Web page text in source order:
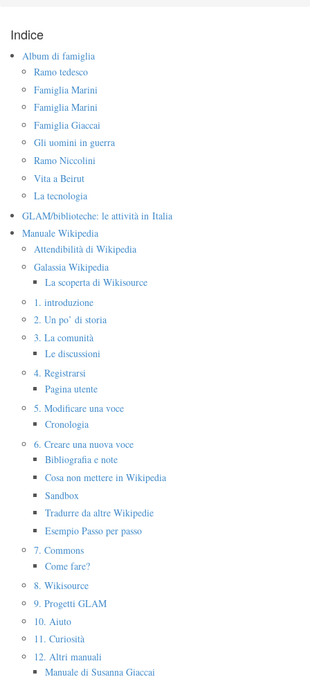
Indice
Album di famiglia
Ramo tedesco
Famiglia Marini
Famiglia Marini
Famiglia Giaccai
Gli uomini in guerra
Ramo Niccolini
Vita a Beirut
La tecnologia
GLAM/biblioteche: le attività in Italia
Manuale Wikipedia
Attendibilità di Wikipedia
Galassia Wikipedia
La scoperta di Wikisource
1. introduzione
2. Un po’ di storia
3. La comunità
Le discussioni
4. Registrarsi
Pagina utente
5. Modificare una voce
Cronologia
6. Creare una nuova voce
Bibliografia e note
Cosa non mettere in Wikipedia
Sandbox
Tradurre da altre Wikipedie
Esempio Passo per passo
7. Commons
Come fare?
8. Wikisource
9. Progetti GLAM
10. Aiuto
11. Curiosità
12. Altri manuali
Manuale di Susanna Giaccai